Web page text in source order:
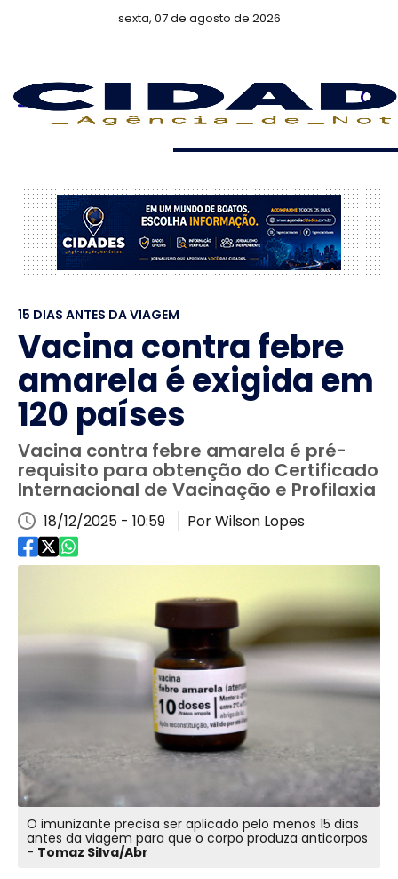
sexta, 07 de agosto de 2026
15 DIAS ANTES DA VIAGEM
Vacina contra febre
amarela é exigida em
120 países
Vacina contra febre amarela é pré-
requisito para obtenção do Certificado
Internacional de Vacinação e Profilaxia
18/12/2025 - 10:59 Por Wilson Lopes
O imunizante precisa ser aplicado pelo menos 15 dias
antes da viagem para que o corpo produza anticorpos
- Tomaz Silva/Abr